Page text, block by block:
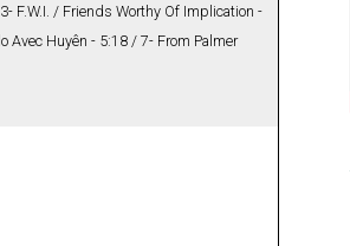
F.W.I. / Friends Worthy Of Implication -
Avec Huyên - 5:18 / 7- From Palmer